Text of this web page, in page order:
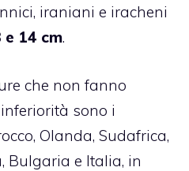
iraniani e iracheni
e 14 cm.
che non fanno
sono i
Olanda, Sudafrica,
Bulgaria e Italia, in